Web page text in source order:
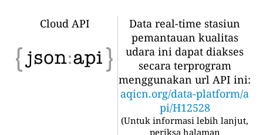
Cloud API
Data real-time stasiun
pemantauan kualitas
udara ini dapat diakses
secara terprogram
menggunakan url API ini:
aqicn.org/data-platform/a
pi/H12528
(Untuk informasi lebih lanjut,
periksa halaman